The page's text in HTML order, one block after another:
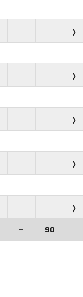
– –
– –
– –
– –
– –
– 90